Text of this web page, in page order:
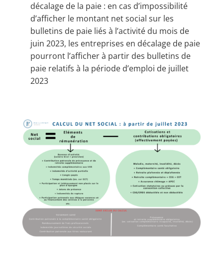
décalage de la paie : en cas d’impossibilité
d’afficher le montant net social sur les
bulletins de paie liés à l’activité du mois de
juin 2023, les entreprises en décalage de paie
pourront l’afficher à partir des bulletins de
paie relatifs à la période d’emploi de juillet
2023